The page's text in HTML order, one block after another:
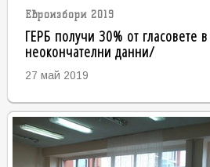
Евроизбори 2019
ГЕРБ получи 30% от гласовете
неокончателни данни/
27 май 2019